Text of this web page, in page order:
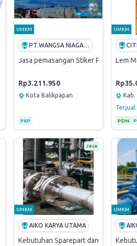
UMKM
PT.WANGSA NIAGA SAKTI
Jasa pemasangan Stiker Refueller
Rp3.211.950
Kota Balikpapan
PKP
UMKM
Lem
Kab.
Terjual
PDN
Jasa
UMKM
AIKO KARYA UTAMA
Kebutuhan Sparepart dan
UMKM